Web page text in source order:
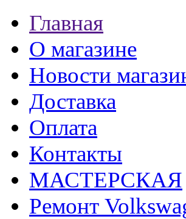
Главная
О магазине
Новости
Доставка
Оплата
Контакты
МАСТЕРСКАЯ
Ремонт